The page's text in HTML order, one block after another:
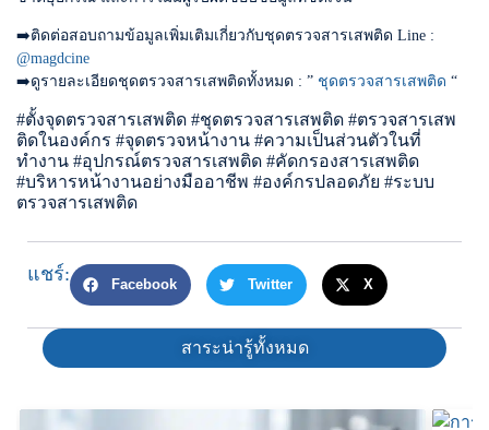
➡️ติดต่อสอบถามข้อมูลเพิ่มเติมเกี่ยวกับชุดตรวจสารเสพติด Line :
@magdcine
➡️ดูรายละเอียดชุดตรวจสารเสพติดทั้งหมด : ” ชุดตรวจสารเสพติด “
#ตั้งจุดตรวจสารเสพติด #ชุดตรวจสารเสพติด #ตรวจสารเสพ
ติดในองค์กร #จุดตรวจหน้างาน #ความเป็นส่วนตัวในที่
ทำงาน #อุปกรณ์ตรวจสารเสพติด #คัดกรองสารเสพติด
#บริหารหน้างานอย่างมืออาชีพ #องค์กรปลอดภัย #ระบบ
ตรวจสารเสพติด
แชร์:
Facebook Twitter X
สาระน่ารู้ทั้งหมด